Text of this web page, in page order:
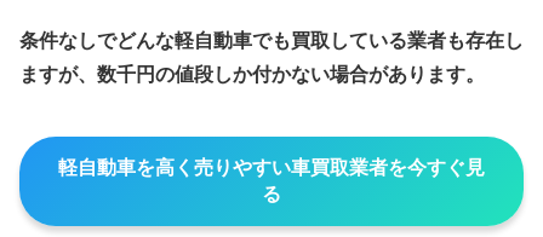
条件なしでどんな軽自動車でも買取している業者も存在し
ますが、数千円の値段しか付かない場合があります。
軽自動車を高く売りやすい車買取業者を今すぐ見
る